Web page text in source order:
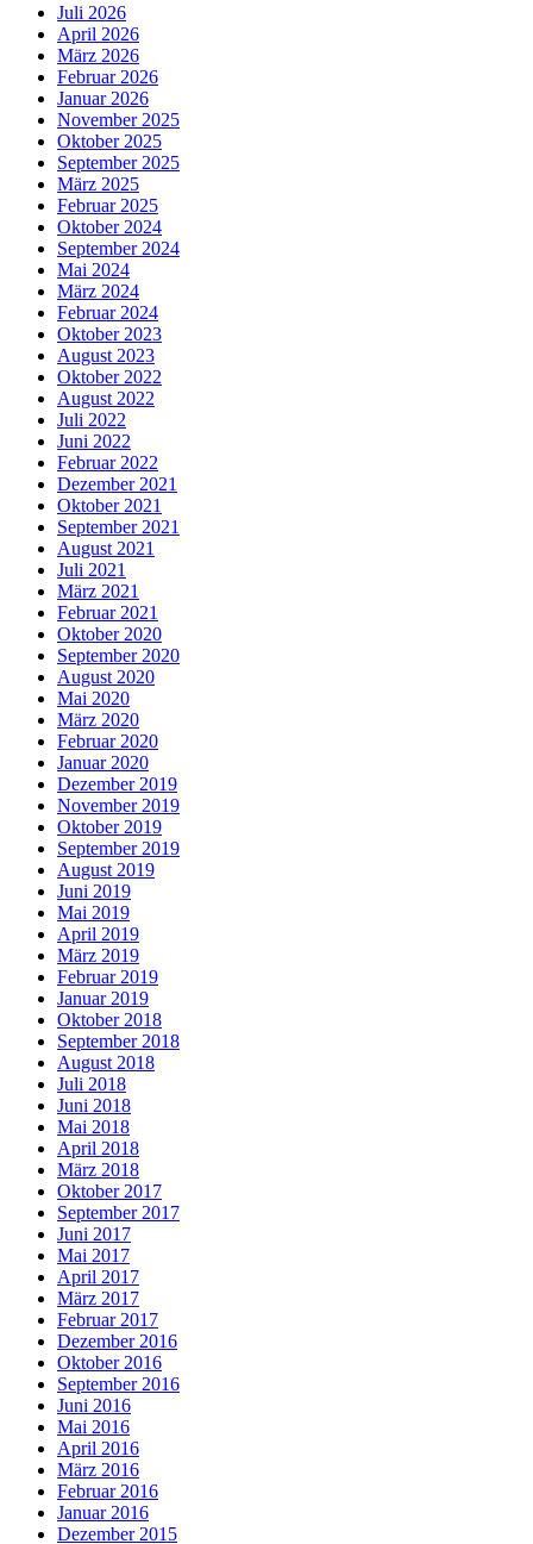
Juli 2026
April 2026
März 2026
Februar 2026
Januar 2026
November 2025
Oktober 2025
September 2025
März 2025
Februar 2025
Oktober 2024
September 2024
Mai 2024
März 2024
Februar 2024
Oktober 2023
August 2023
Oktober 2022
August 2022
Juli 2022
Juni 2022
Februar 2022
Dezember 2021
Oktober 2021
September 2021
August 2021
Juli 2021
März 2021
Februar 2021
Oktober 2020
September 2020
August 2020
Mai 2020
März 2020
Februar 2020
Januar 2020
Dezember 2019
November 2019
Oktober 2019
September 2019
August 2019
Juni 2019
Mai 2019
April 2019
März 2019
Februar 2019
Januar 2019
Oktober 2018
September 2018
August 2018
Juli 2018
Juni 2018
Mai 2018
April 2018
März 2018
Oktober 2017
September 2017
Juni 2017
Mai 2017
April 2017
März 2017
Februar 2017
Dezember 2016
Oktober 2016
September 2016
Juni 2016
Mai 2016
April 2016
März 2016
Februar 2016
Januar 2016
Dezember 2015